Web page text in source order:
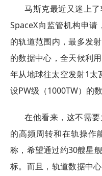
马斯克最近又迷上了
SpaceX向监管机构申
的轨道范围内，最多发
的数据中心，全天候利
年从地球往太空发射1太
设PW级（1000TW）的数
在他看来，这不需
的高频周转和在轨操作
称，希望通过约30艘星
标。而且，轨道数据中